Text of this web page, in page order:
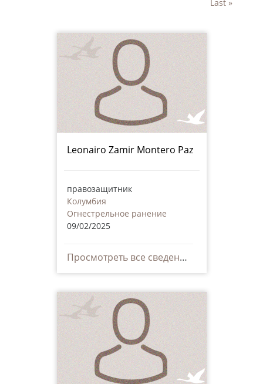
Last »
Leonairo Zamir Montero Paz
правозащитник
Колумбия
Огнестрельное ранение
09/02/2025
Просмотреть все сведения